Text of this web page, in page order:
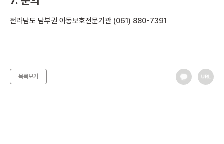
전라남도 남부권 아동보호전문기관 (061) 880-7391
목록보기